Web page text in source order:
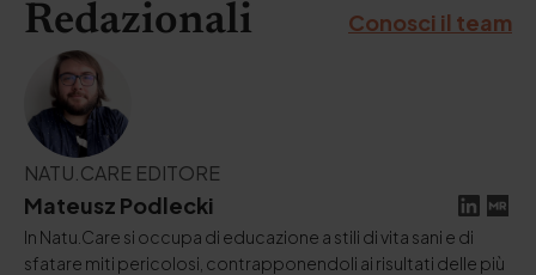
Redazionali Conosci il team
NATU.CARE EDITORE
Mateusz Podlecki
In Natu.Care si occupa di educazione a stili di vita sani e di
sfatare miti pericolosi, contrapponendoli ai risultati delle più